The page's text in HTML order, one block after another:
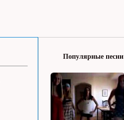
Популярные песни